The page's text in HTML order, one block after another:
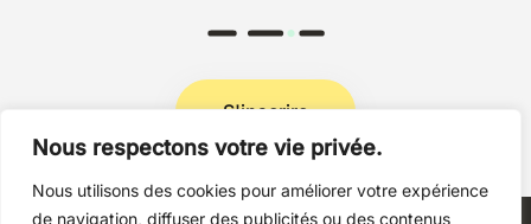
Nous respectons votre vie privée.
Nous utilisons des cookies pour améliorer votre expérience
de navigation, diffuser des publicités ou des contenus
S'inscrire
Politique de confidentialité